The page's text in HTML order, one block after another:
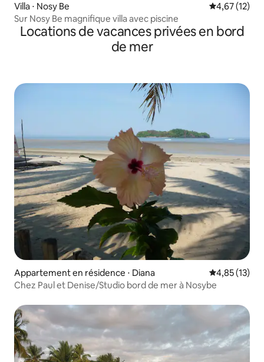
Villa ⋅ Nosy Be Évaluation
4,67 (12)
Sur Nosy Be magnifique villa avec piscine
Locations de vacances privées en bord
de mer
Appartement en résidence ⋅ Diana Évaluation
4,85 (13)
Chez Paul et Denise/Studio bord de mer à Nosybe